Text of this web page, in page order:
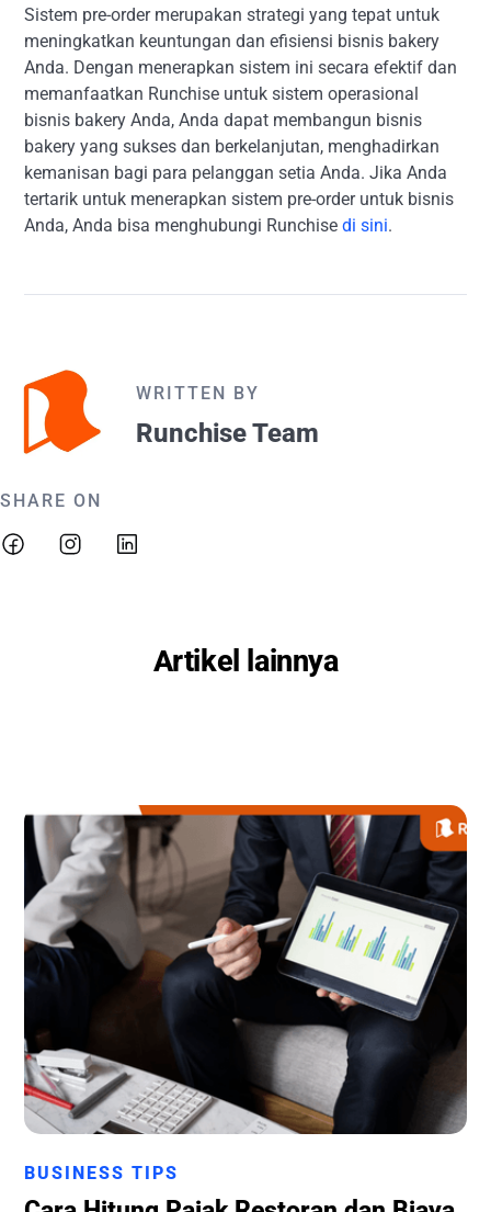
Sistem pre-order merupakan strategi yang tepat untuk
meningkatkan keuntungan dan efisiensi bisnis bakery
Anda. Dengan menerapkan sistem ini secara efektif dan
memanfaatkan Runchise untuk sistem operasional
bisnis bakery Anda, Anda dapat membangun bisnis
bakery yang sukses dan berkelanjutan, menghadirkan
kemanisan bagi para pelanggan setia Anda. Jika Anda
tertarik untuk menerapkan sistem pre-order untuk bisnis
Anda, Anda bisa menghubungi Runchisedi sini.
WRITTEN BY
Runchise Team
SHARE ON
Artikel lainnya
Runchise Team
BUSINESS TIPS